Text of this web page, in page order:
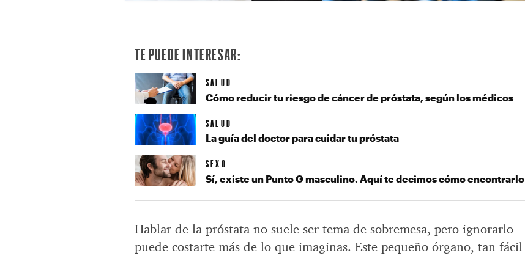
Hablar de la próstata no suele ser tema de sobremesa, pero ignorarlo
puede costarte más de lo que imaginas. Este pequeño órgano, tan fácil
TE PUEDE INTERESAR:
SALUD
Cómo reducir tu riesgo de cáncer de próstata, según los médicos
SALUD
La guía del doctor para cuidar tu próstata
SEXO
Sí, existe un Punto G masculino. Aquí te decimos cómo encontrarlo